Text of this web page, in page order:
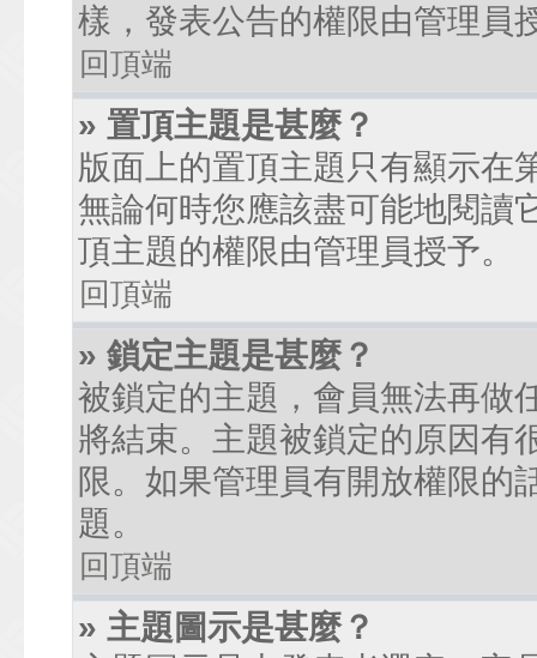
樣，發表公告的權限由管理員
回頂端
» 置頂主題是甚麼？
版面上的置頂主題只有顯示在
無論何時您應該盡可能地閱讀
頂主題的權限由管理員授予。
回頂端
» 鎖定主題是甚麼？
被鎖定的主題，會員無法再做
將結束。主題被鎖定的原因有
限。如果管理員有開放權限的
題。
回頂端
» 主題圖示是甚麼？